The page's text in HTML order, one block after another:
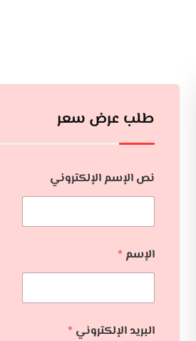
طلب عرض سعر
نص الإسم الإلكتروني
الإسم *
البريد الإلكتروني *